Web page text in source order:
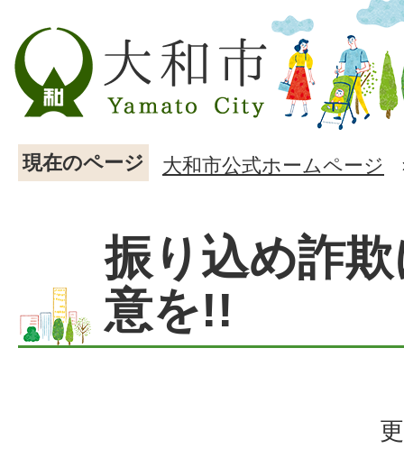
現在のページ 大和市公式ホームページ
振り込め詐
意を!!